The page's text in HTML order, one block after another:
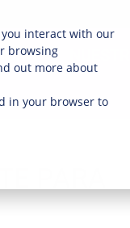
interact with our
browsing
out more about
in your browser to